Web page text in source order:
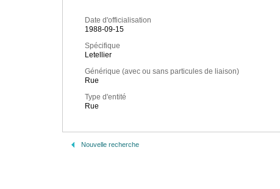
Date d'officialisation
1988-09-15
Spécifique
Letellier
Générique (avec ou sans particules de liaison)
Rue
Type d'entité
Rue
Nouvelle recherche